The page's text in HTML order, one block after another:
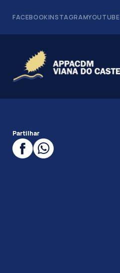
FACEBOOKINSTAGRAMYOUTUBE
Partilhar